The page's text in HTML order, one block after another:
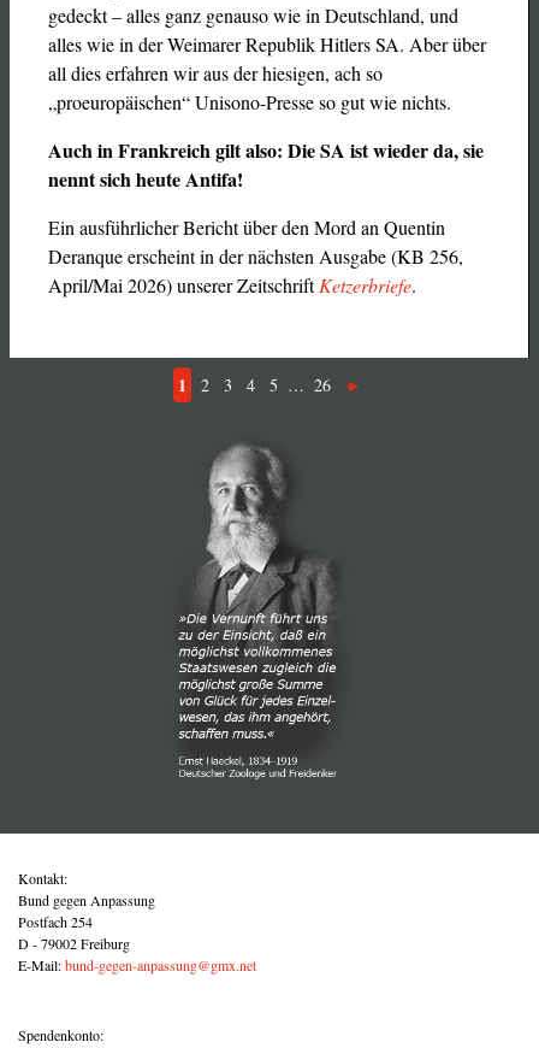
gedeckt – alles ganz genauso wie in Deutschland, und
alles wie in der Weimarer Republik Hitlers SA. Aber über
all dies erfahren wir aus der hiesigen, ach so
„proeuropäischen“ Unisono-Presse so gut wie nichts.
Auch in Frankreich gilt also: Die SA ist wieder da, sie
nennt sich heute Antifa!
Ein ausführlicher Bericht über den Mord an Quentin
Deranque erscheint in der nächsten Ausgabe (KB 256,
April/Mai 2026) unserer ZeitschriftKetzerbriefe.
1 2 3 4 5 … 26
Kontakt:
Bund gegen Anpassung
Postfach 254
D - 79002 Freiburg
E-Mail:bund-gegen-anpassung@gmx.net
Spendenkonto: